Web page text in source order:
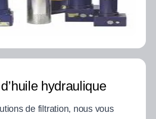
hydraulique
de filtration, nous vous